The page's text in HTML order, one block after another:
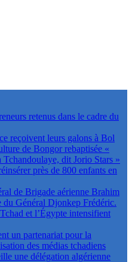
retenus dans le cadre du
reçoivent leurs galons à Bol
de Bongor rebaptisée «
dit Jorio Stars »
près de 800 enfants en
de Brigade aérienne Brahim
Général Djonkep Frédéric.
et l’Égypte intensifient
un partenariat pour la
des médias tchadiens
une délégation algérienne